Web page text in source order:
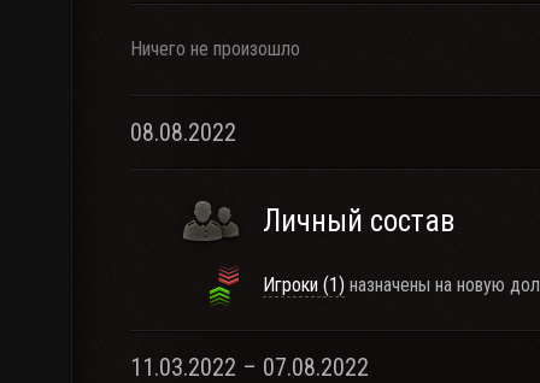
Ничего не произошло
08.08.2022
Личный состав
Игроки (1) назначены на новую
11.03.2022 – 07.08.2022